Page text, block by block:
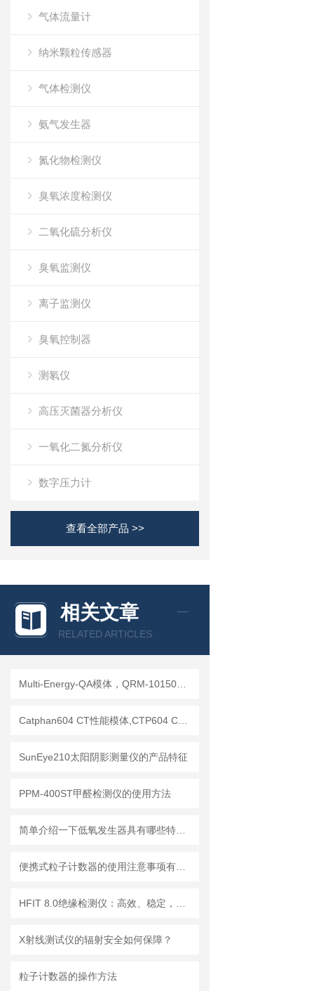
气体流量计
纳米颗粒传感器
气体检测仪
氨气发生器
氮化物检测仪
臭氧浓度检测仪
二氧化硫分析仪
臭氧监测仪
离子监测仪
臭氧控制器
测氡仪
高压灭菌器分析仪
一氧化二氮分析仪
数字压力计
查看全部产品 >>
相关文章
RELATED ARTICLES
SunEye210太阳阴影测量仪的产品特征
PPM-400ST甲醛检测仪的使用方法
X射线测试仪的辐射安全如何保障？
粒子计数器的操作方法